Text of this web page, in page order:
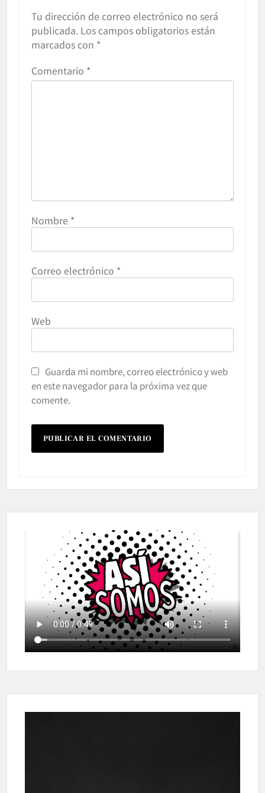
Tu dirección de correo electrónico no será
publicada. Los campos obligatorios están
marcados con *
Comentario *
Nombre *
Correo electrónico *
Web
Guarda mi nombre, correo electrónico y web
en este navegador para la próxima vez que
comente.